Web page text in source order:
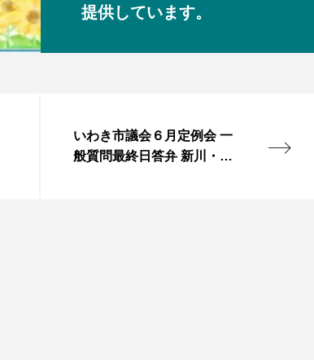
提供しています。
いわき市議会６月定例会 一
般質問最終日答弁 新川・宮